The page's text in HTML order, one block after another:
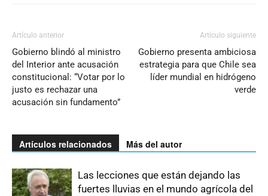
Artículo anterior
Gobierno blindó al ministro
del Interior ante acusación
constitucional: “Votar por lo
justo es rechazar una
acusación sin fundamento”
Artículo siguiente
Gobierno presenta ambiciosa
estrategia para que Chile sea
líder mundial en hidrógeno
verde
Artículos relacionados Más del autor
Las lecciones que están dejando las
fuertes lluvias en el mundo agrícola del